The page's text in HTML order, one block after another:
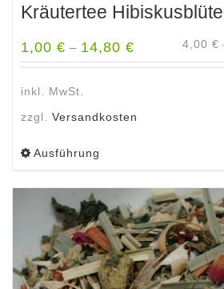
Kräutertee
1,00 € – 14,80 € 4,00 €
inkl. MwSt.
zzgl. Versandkosten
Ausführung
mehrere
Varianten
auf.
Die